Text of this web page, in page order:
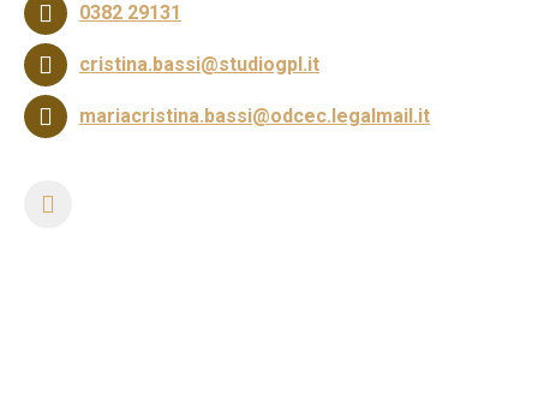
0382 29131
cristina.bassi@studiogpl.it
mariacristina.bassi@odcec.legalmail.it
https://www.linkedin.com/in/maria-